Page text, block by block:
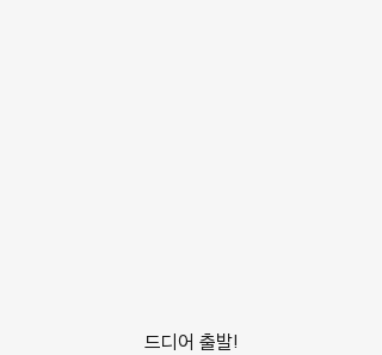
드디어 출발!